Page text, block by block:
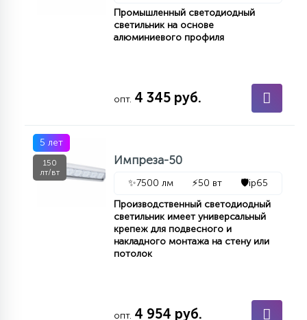
Промышленный светодиодный
светильник на основе
алюминиевого профиля
опт. 4 345 руб.
5 лет
150
лт/вт
Импреза-50
✨7500 лм ⚡50 вт 🛡️ip65
Производственный светодиодный
светильник имеет универсальный
крепеж для подвесного и
накладного монтажа на стену или
потолок
опт. 4 954 руб.